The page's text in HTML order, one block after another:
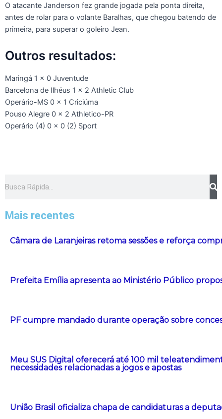
O atacante Janderson fez grande jogada pela ponta direita,
antes de rolar para o volante Baralhas, que chegou batendo de
primeira, para superar o goleiro Jean.
Outros resultados:
Maringá 1 x 0 Juventude
Barcelona de Ilhéus 1 x 2 Athletic Club
Operário-MS 0 x 1 Criciúma
Pouso Alegre 0 x 2 Athletico-PR
Operário (4) 0 x 0 (2) Sport
Mais recentes
Câmara de Laranjeiras retoma sessões e reforça
Prefeita Emília apresenta ao Ministério Público
PF cumpre mandado durante operação sobre
Meu SUS Digital oferecerá até 100 mil
necessidades relacionadas a jogos e apostas
União Brasil oficializa chapa de candidaturas a